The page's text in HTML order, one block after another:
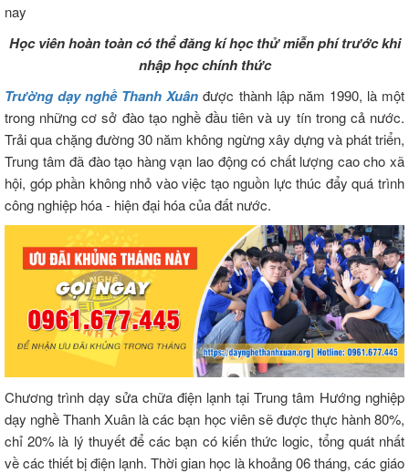
nay
Học viên hoàn toàn có thể đăng kí học thử miễn phí trước khi
nhập học chính thức
Trường dạy nghề Thanh Xuân được thành lập năm 1990, là một
trong những cơ sở đào tạo nghề đầu tiên và uy tín trong cả nước.
Trải qua chặng đường 30 năm không ngừng xây dựng và phát triển,
Trung tâm đã đào tạo hàng vạn lao động có chất lượng cao cho xã
hội, góp phần không nhỏ vào việc tạo nguồn lực thúc đẩy quá trình
công nghiệp hóa - hiện đại hóa của đất nước.
Chương trình dạy sửa chữa điện lạnh tại Trung tâm Hướng nghiệp
dạy nghề Thanh Xuân là các bạn học viên sẽ được thực hành 80%,
chỉ 20% là lý thuyết để các bạn có kiến thức logic, tổng quát nhất
về các thiết bị điện lạnh. Thời gian học là khoảng 06 tháng, các giáo